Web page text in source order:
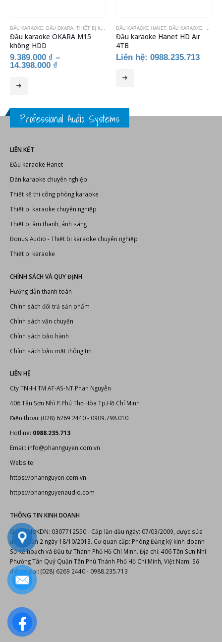
không HDD
9.389.000₫–
14.398.000₫
4TB
Liên hệ: 0988.235.713
Professional Audio Systems
LIÊN KẾT
Đầu karaoke Hanet
Dàn karaoke chuyên nghiệp
Thiết kế thi công phòng karaoke
Thiết bị karaoke chuyên nghiệp
Thiết bị âm thanh, ánh sáng
Bonus Audio
-
Thiết bị karaoke chuyên nghiệp
Thiết bị karaoke
CHÍNH SÁCH VÀ QUY ĐỊNH
Hướng dẫn thanh toán
Chính sách đổi trả sản phẩm
Chính sách vận chuyển
Chính sách bảo hành
Chính sách bảo mật thông tin
LIÊN HỆ
Cty TNHH TM AT-AS-NT Phan Nguyễn
406 Tân Sơn Nhì P.Phú Thọ Hòa Tp.Hồ Chí Minh
Điện thoại: (028) 6269 2440 - 0909.798.010
Hotline:0988.235.713
Email: info@phannguyen.com.vn
Website:
https://phannguyen.com.vn
https://phannguyenaudio.com
THÔNG TIN KINH DOANH
Giấy CNĐKDN: 0307712550 - Cấp lần đầu ngày: 07/03/2009, được sửa
Sở Kế hoạch và Đầu tư Thành Phố Hồ Chí Minh. Địa chỉ: 406 Tân Sơn Nhì
Phường Tân Quý Quận Tân Phú Thành Phố Hồ Chí Minh, Việt Nam. Số
điện thoại: (028) 6269 2440 - 0988.235.713